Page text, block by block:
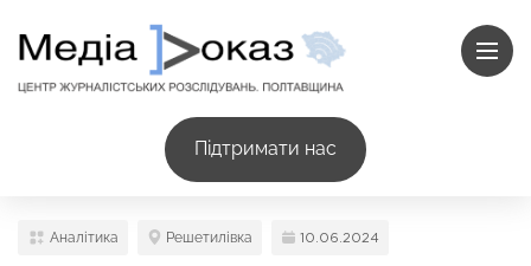
Підтримати нас
Аналітика Решетилівка 10.06.2024